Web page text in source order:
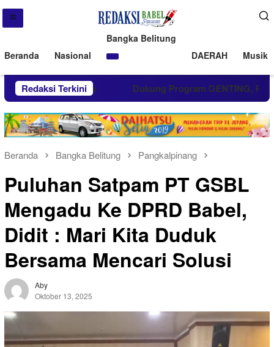
Beranda Nasional
Bangka Belitung
DAERAH
Musik
Redaksi Terkini
di Jakarta Dukung Program GENTING, PT
Beranda Bangka Belitung Pangkalpinang
Puluhan Satpam PT GSBL
Mengadu Ke DPRD Babel,
Didit : Mari Kita Duduk
Bersama Mencari Solusi
Aby
Oktober 13, 2025